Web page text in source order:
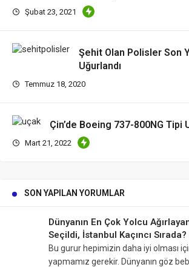
Şubat 23, 2021
Şehit Olan Polisler Son
Uğurlandı
Temmuz 18, 2020
Çin’de Boeing 737-800NG Tipi
Mart 21, 2022
SON YAPILAN YORUMLAR
Dünyanın En Çok Yolcu
Seçildi, İstanbul Kaçıncı Sırada?
Bu gurur hepimizin daha iyi olması
yapmamız gerekir. Dünyanın göz